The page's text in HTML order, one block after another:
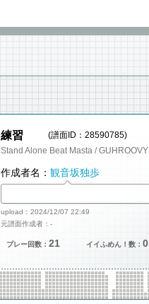
練習
(譜面ID：28590785)
Stand Alone Beat Masta / GUHROOVY
作成者名： 観音坂独歩
upload：2024/12/07 22:49
元譜面作成者：-
プレー回数： 21 イイふめん！数： 0